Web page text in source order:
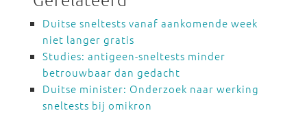
Duitse sneltests vanaf aankomende week
niet langer gratis
Studies: antigeen-sneltests minder
betrouwbaar dan gedacht
Duitse minister: Onderzoek naar werking
sneltests bij omikron